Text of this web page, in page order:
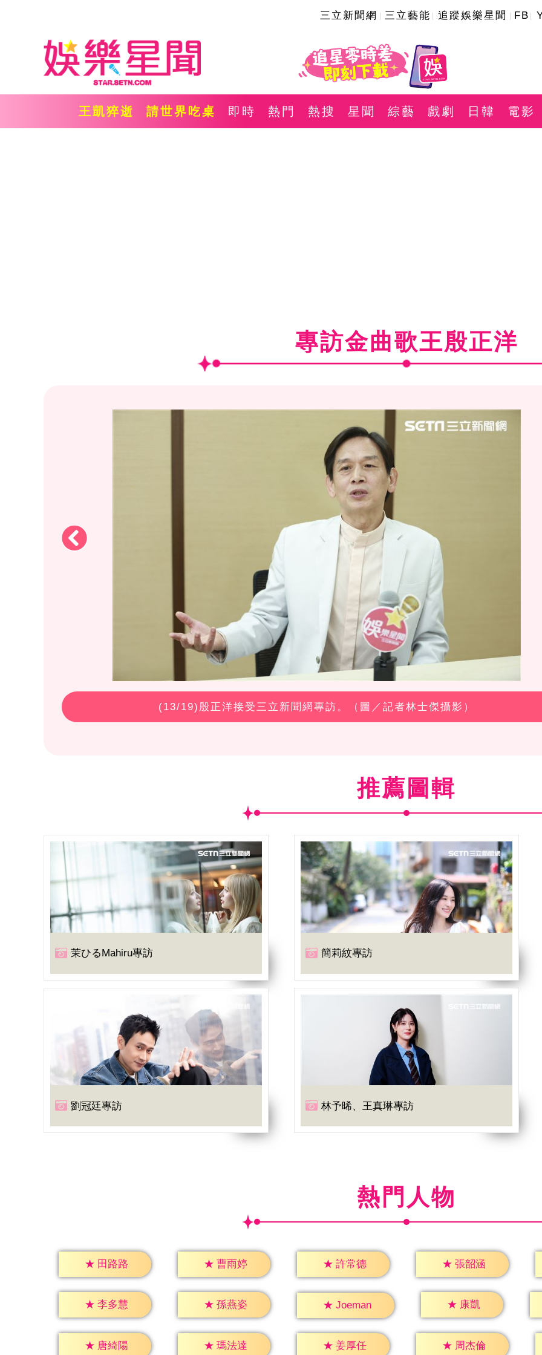
三立新聞網 三立藝能 追蹤娛樂星聞 FB
王凱猝逝 請世界吃桌 即時 熱門 熱搜 星聞 綜藝 戲劇 日韓 電影
專訪金曲歌王殷正洋
(13/19)殷正洋接受三立新聞網專訪。（圖／記者林士傑攝影）
推薦圖輯
茉ひるMahiru專訪 簡莉紋專訪
劉冠廷專訪 林予晞、王真琳專訪
熱門人物
★ 田路路 ★ 曹雨婷 ★ 許常德 ★ 張韶涵
★ 李多慧 ★ 孫燕姿 ★ Joeman ★ 康凱
★ 唐綺陽 ★ 瑪法達 ★ 姜厚任 ★ 周杰倫